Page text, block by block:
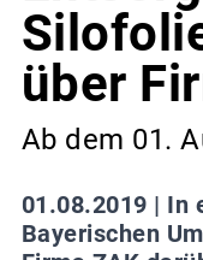
über
Ab dem 01.
01.08.2019 | In
Bayerischen